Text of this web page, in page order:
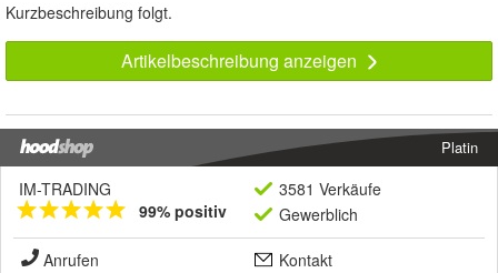
Kurzbeschreibung folgt.
Artikelbeschreibung anzeigen
Platin
IM-TRADING
99% positiv
3581 Verkäufe
Gewerblich
Anrufen
Kontakt